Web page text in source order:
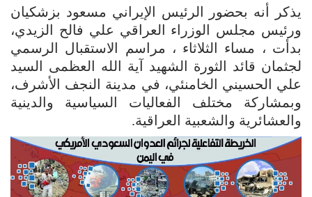
يذكر أنه بحضور الرئيس الإيراني مسعود بزشكيان
ورئيس مجلس الوزراء العراقي علي فالح الزيدي،
بدأت ، مساء الثلاثاء ، مراسم الاستقبال الرسمي
لجثمان قائد الثورة الشهيد آية الله العظمى السيد
علي الحسيني الخامنئي، في مدينة النجف الأشرف،
وبمشاركة مختلف الفعاليات السياسية والدينية
والعشائرية والشعبية العراقية.